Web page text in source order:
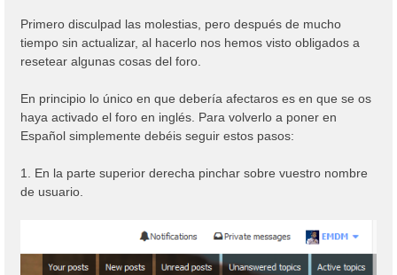
j
e
Primero disculpad las molestias, pero después de mucho
tiempo sin actualizar, al hacerlo nos hemos visto obligados a
resetear algunas cosas del foro.
En principio lo único en que debería afectaros es en que se os
haya activado el foro en inglés. Para volverlo a poner en
Español simplemente debéis seguir estos pasos:
1. En la parte superior derecha pinchar sobre vuestro nombre
de usuario.